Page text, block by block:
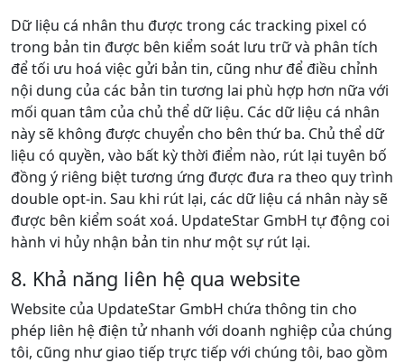
Dữ liệu cá nhân thu được trong các tracking pixel có
trong bản tin được bên kiểm soát lưu trữ và phân tích
để tối ưu hoá việc gửi bản tin, cũng như để điều chỉnh
nội dung của các bản tin tương lai phù hợp hơn nữa với
mối quan tâm của chủ thể dữ liệu. Các dữ liệu cá nhân
này sẽ không được chuyển cho bên thứ ba. Chủ thể dữ
liệu có quyền, vào bất kỳ thời điểm nào, rút lại tuyên bố
đồng ý riêng biệt tương ứng được đưa ra theo quy trình
double opt-in. Sau khi rút lại, các dữ liệu cá nhân này sẽ
được bên kiểm soát xoá. UpdateStar GmbH tự động coi
hành vi hủy nhận bản tin như một sự rút lại.
8. Khả năng liên hệ qua website
Website của UpdateStar GmbH chứa thông tin cho
phép liên hệ điện tử nhanh với doanh nghiệp của chúng
tôi, cũng như giao tiếp trực tiếp với chúng tôi, bao gồm